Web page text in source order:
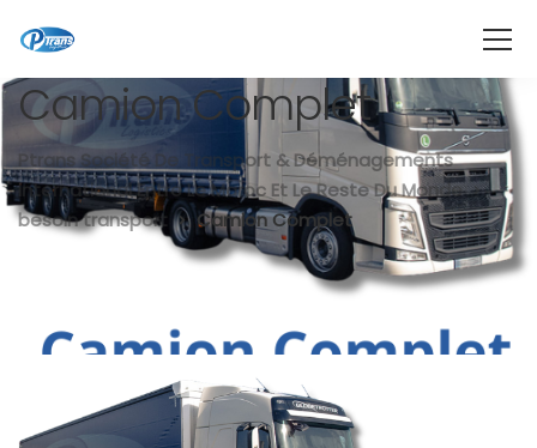
Camion Complet
Ptrans Société De Transport & Déménagements
International Entre Le Maroc Et Le Reste Du Monde
besoin transport
Camion Complet